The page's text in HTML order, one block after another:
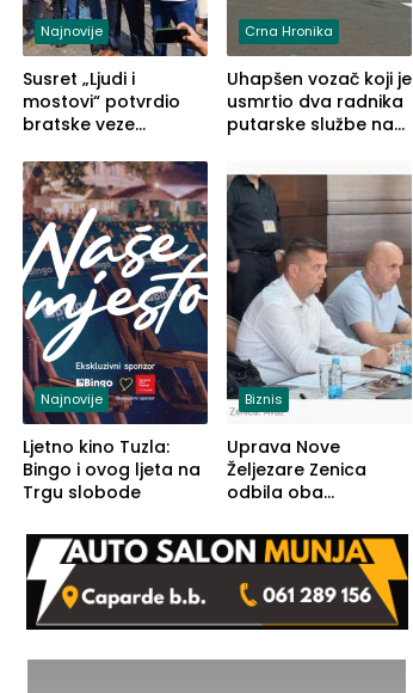
Najnovije
Susret „Ljudi i
mostovi“ potvrdio
bratske veze
Zvornika
Crna Hronika
Uhapšen vozač koji je
usmrtio dva radnika
putarske službe na
prema Šapcu
(FOTO)
Najnovije
Ljetno kino Tuzla:
Bingo i ovog ljeta na
Trgu slobode
Biznis
Uprava Nove
Željezare Zenica
odbila oba
FBiH: Ustrajni da je
stečaj jedino rješenje